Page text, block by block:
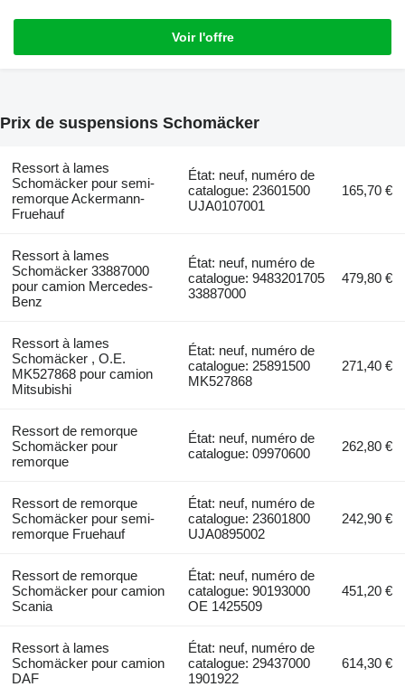
Voir l'offre
Prix de suspensions Schomäcker
Ressort à lames
Schomäcker pour semi-
remorque Ackermann-
Fruehauf
État: neuf, numéro de
catalogue: 23601500
UJA0107001
165,70 €
Ressort à lames
Schomäcker 33887000
pour camion Mercedes-
Benz
État: neuf, numéro de
catalogue: 9483201705
33887000
479,80 €
Ressort à lames
Schomäcker , O.E.
MK527868 pour camion
Mitsubishi
État: neuf, numéro de
catalogue: 25891500
MK527868
271,40 €
Ressort de remorque
Schomäcker pour
remorque
État: neuf, numéro de
catalogue: 09970600
262,80 €
Ressort de remorque
Schomäcker pour semi-
remorque Fruehauf
État: neuf, numéro de
catalogue: 23601800
UJA0895002
242,90 €
Ressort de remorque
Schomäcker pour camion
Scania
État: neuf, numéro de
catalogue: 90193000
OE 1425509
451,20 €
Ressort à lames
Schomäcker pour camion
DAF
État: neuf, numéro de
catalogue: 29437000
1901922
614,30 €